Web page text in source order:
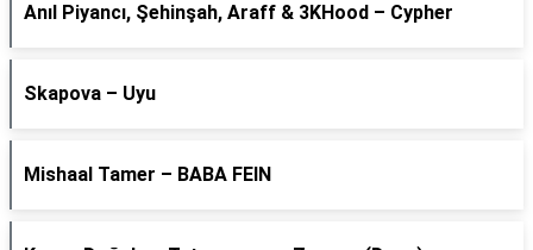
Anıl Piyancı, Şehinşah, Araff & 3KHood – Cypher
Skapova – Uyu
Mishaal Tamer – BABA FEIN